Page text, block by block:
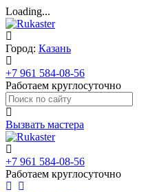
Loading...
Город: Казань
+7 961 584-08-56
Работаем круглосуточно
Вызвать мастера
+7 961 584-08-56
Работаем круглосуточно